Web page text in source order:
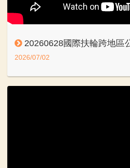
20260628國際扶輪跨地區公益網聯誼會台
2026/07/02